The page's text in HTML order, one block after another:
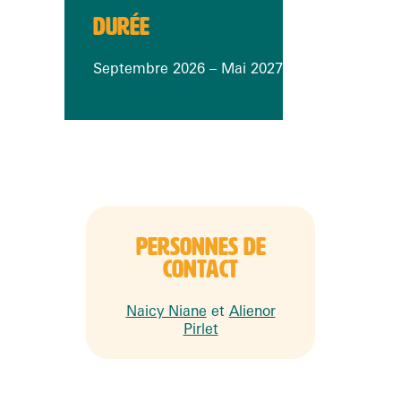
DURÉE
Septembre 2026 – Mai 2027
PERSONNES DE
CONTACT
Naicy Niane et Alienor
Pirlet